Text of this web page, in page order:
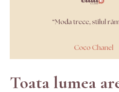
Toata lumea